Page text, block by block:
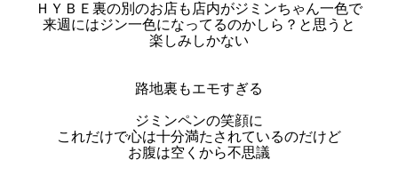
ＨＹＢＥ裏の別のお店も店内がジミンちゃん一色で
来週にはジン一色になってるのかしら？と思うと
楽しみしかない
路地裏もエモすぎる
ジミンペンの笑顔に
これだけで心は十分満たされているのだけど
お腹は空くから不思議